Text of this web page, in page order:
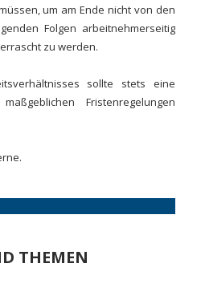
um am Ende nicht von den
Folgen arbeitnehmerseitig
zu werden.
sollte stets eine
Fristenregelungen
THEMEN